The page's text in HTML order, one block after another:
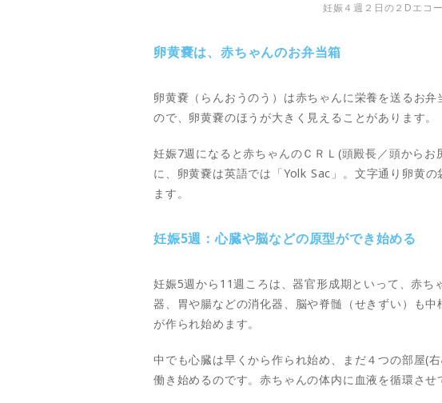
妊娠４週２日の２Dエコ
卵黄嚢は、赤ちゃんのお弁当箱
卵黄嚢（らんおうのう）は赤ちゃんに栄養を送るお
ので、卵黄嚢のほうが大きく見えることがあります。
妊娠7週になると赤ちゃんのＣＲＬ(頭殿長／頭から
に、卵黄嚢は英語では「Yolk Sac」。文字通り卵黄
ます。
妊娠5週：心臓や脳などの原型ができ始める
妊娠5週から11週ころは、器官形成期といって、赤
器、胃や腸などの消化器、脳や脊髄（せきずい）も
が作られ始めます。
中でも心臓は早くから作られ始め、まだ４つの部屋(
働き始めるのです。赤ちゃんの体内に血液を循環させ